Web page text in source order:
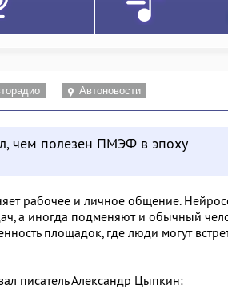
Автоновости
чем полезен ПМЭФ в эпоху
рабочее и личное общение.
а иногда подменяют и обычный
площадок, где люди могут
писатель Александр Цыпкин: